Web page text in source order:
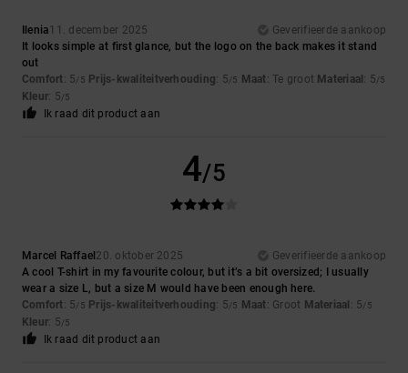
Ilenia11. december 2025
Geverifieerde aankoop
It looks simple at first glance, but the logo on the back makes it stand
out
Comfort: 5/5 Prijs-kwaliteitverhouding: 5/5 Maat: Te groot Materiaal : 5/5
Kleur: 5/5
Ik raad dit product aan
4/5
Marcel Raffael 20. oktober 2025
Geverifieerde aankoop
A cool T-shirt in my favourite colour, but it’s a bit oversized; I usually
wear a size L, but a size M would have been enough here.
Comfort: 5/5 Prijs-kwaliteitverhouding: 5/5 Maat: Groot Materiaal : 5/5
Kleur: 5/5
Ik raad dit product aan